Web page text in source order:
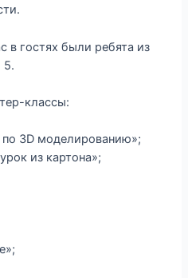
в гостях были ребята из
5.
классы:
3D моделированию»;
из картона»;